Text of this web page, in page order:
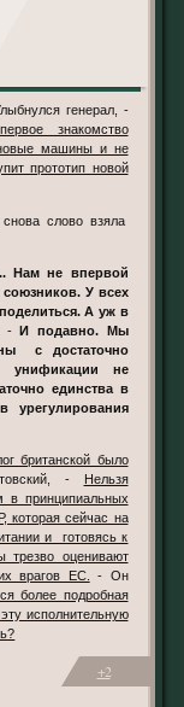
генерал, -
знакомство
машины и не
прототип новой
У всех
А уж в
-И подавно. Мы
с достаточно
не
единства в
урегулирования
-
Нельзя
в принципиальных
которая сейчас на
и готовясь к
трезво оценивают
врагов ЕС.
- Он
более подробная
исполнительную
+2